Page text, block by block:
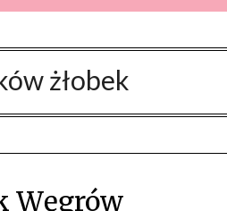
żłobek
Węgrów